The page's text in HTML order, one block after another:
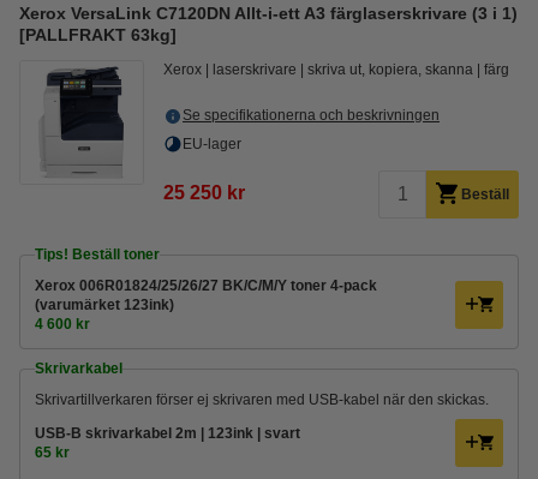
Xerox VersaLink C7120DN Allt-i-ett A3 färglaserskrivare (3 i 1)
[PALLFRAKT 63kg]
Xerox laserskrivare skriva ut, kopiera, skanna färg
Se specifikationerna och beskrivningen
EU-lager
25 250 kr Beställ
Tips! Beställ toner
Xerox 006R01824/25/26/27 BK/C/M/Y toner 4-pack
(varumärket 123ink)
4 600 kr
Skrivarkabel
Skrivartillverkaren förser ej skrivaren med USB-kabel när den skickas.
USB-B skrivarkabel 2m | 123ink | svart
65 kr